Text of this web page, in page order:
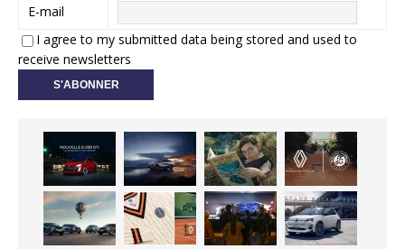
E-mail
I agree to my submitted data being stored and used to
receive newsletters